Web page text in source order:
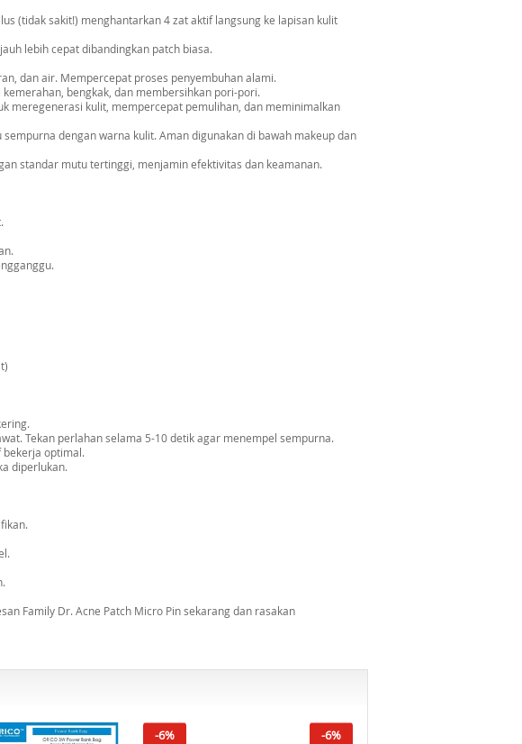
(tidak sakit!) menghantarkan 4 zat aktif langsung ke lapisan kulit
lebih cepat dibandingkan patch biasa.
dan air. Mempercepat proses penyembuhan alami.
bengkak, dan membersihkan pori-pori.
meregenerasi kulit, mempercepat pemulihan, dan meminimalkan
sempurna dengan warna kulit. Aman digunakan di bawah makeup dan
standar mutu tertinggi, menjamin efektivitas dan keamanan.
Tekan perlahan selama 5-10 detik agar menempel sempurna.
optimal.
diperlukan.
Family Dr. Acne Patch Micro Pin sekarang dan rasakan
-6% -6%